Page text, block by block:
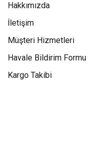
Hakkımızda
İletişim
Müşteri Hizmetleri
Havale Bildirim Formu
Kargo Takibi